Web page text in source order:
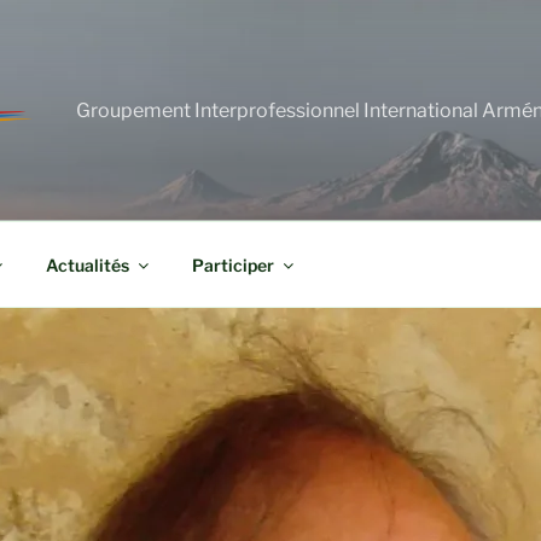
Groupement Interprofessionnel International
Actualités Participer